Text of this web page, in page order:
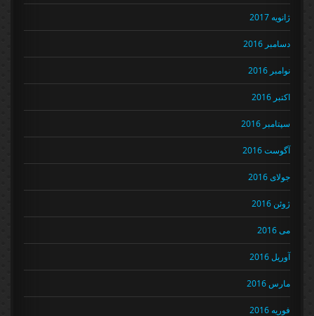
ژانویه 2017
دسامبر 2016
نوامبر 2016
اکتبر 2016
سپتامبر 2016
آگوست 2016
جولای 2016
ژوئن 2016
می 2016
آوریل 2016
مارس 2016
فوریه 2016